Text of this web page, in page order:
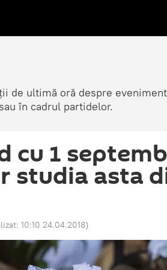
de ultimă oră despre
în cadrul partidelor.
cu 1
studia asta
10:10 24.04.2018)